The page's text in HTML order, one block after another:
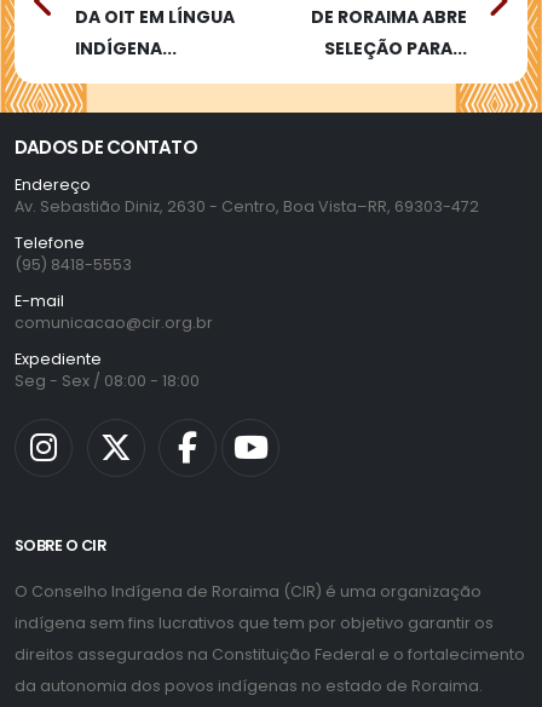
DA OIT EM LÍNGUA
INDÍGENA...
DE RORAIMA ABRE
SELEÇÃO PARA...
DADOS DE CONTATO
Endereço
Av. Sebastião Diniz, 2630 - Centro, Boa Vista–RR, 69303-472
Telefone
(95) 8418-5553
E-mail
comunicacao@cir.org.br
Expediente
Seg - Sex / 08:00 - 18:00
SOBRE O CIR
O Conselho Indígena de Roraima (CIR) é uma organização
indígena sem fins lucrativos que tem por objetivo garantir os
direitos assegurados na Constituição Federal e o fortalecimento
da autonomia dos povos indígenas no estado de Roraima.